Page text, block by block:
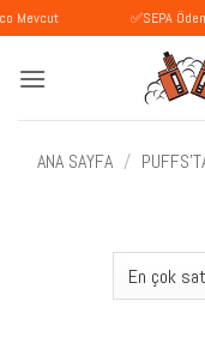
İçeriğe
atla
✅SEPA Ödeme
ANA SAYFA /